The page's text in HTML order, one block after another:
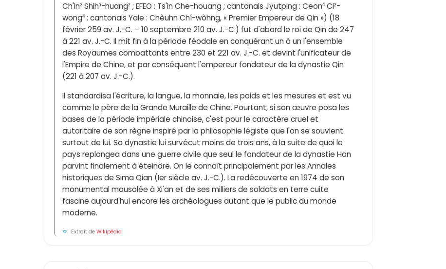
Ch'in² Shih³-huang² ; EFEO : Ts'in Che-houang ; cantonais Jyutping : Ceon⁴ Ci²-
wong⁴ ; cantonais Yale : Chèuhn Chí-wòhng, « Premier Empereur de Qin ») (18
février 259 av. J.-C. – 10 septembre 210 av. J.-C.) fut d'abord le roi de Qin de 247
à 221 av. J.-C. Il mit fin à la période féodale en conquérant un à un l'ensemble
des Royaumes combattants entre 230 et 221 av. J.-C. et devint l'unificateur de
l'Empire de Chine, et par conséquent l'empereur fondateur de la dynastie Qin
(221 à 207 av. J.-C.).
Il standardisa l'écriture, la langue, la monnaie, les poids et les mesures et est vu
comme le père de la Grande Muraille de Chine. Pourtant, si son œuvre posa les
bases de la période impériale chinoise, c'est pour le caractère cruel et
autoritaire de son règne inspiré par la philosophie légiste que l'on se souvient
surtout de lui. Sa dynastie lui survécut moins de trois ans, à la suite de quoi le
pays replongea dans une guerre civile que seul le fondateur de la dynastie Han
parvint finalement à éteindre. On le connaît principalement par les Annales
historiques de Sima Qian (Ier siècle av. J.-C.). La redécouverte en 1974 de son
monumental mausolée à Xi'an et de ses milliers de soldats en terre cuite
fascine aujourd'hui encore les archéologues autant que le public du monde
moderne.
Extrait deWikipédia